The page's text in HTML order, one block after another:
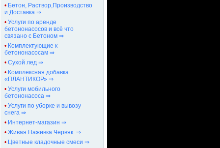
• Бетон, Раствор,Производство
и Доставка ⇒
• Услуги по аренде
бетононасосов и всё что
связано с Бетоном ⇒
• Комплектующие к
бетононасосам ⇒
• Сухой лед ⇒
• Комплексная добавка
«ПЛАНТИКОР» ⇒
• Услуги мобильного
бетононасоса ⇒
• Услуги по уборке и вывозу
снега ⇒
• Интернет-магазин ⇒
• Живая Наживка.Червяк. ⇒
• Цветные кладочные смеси ⇒